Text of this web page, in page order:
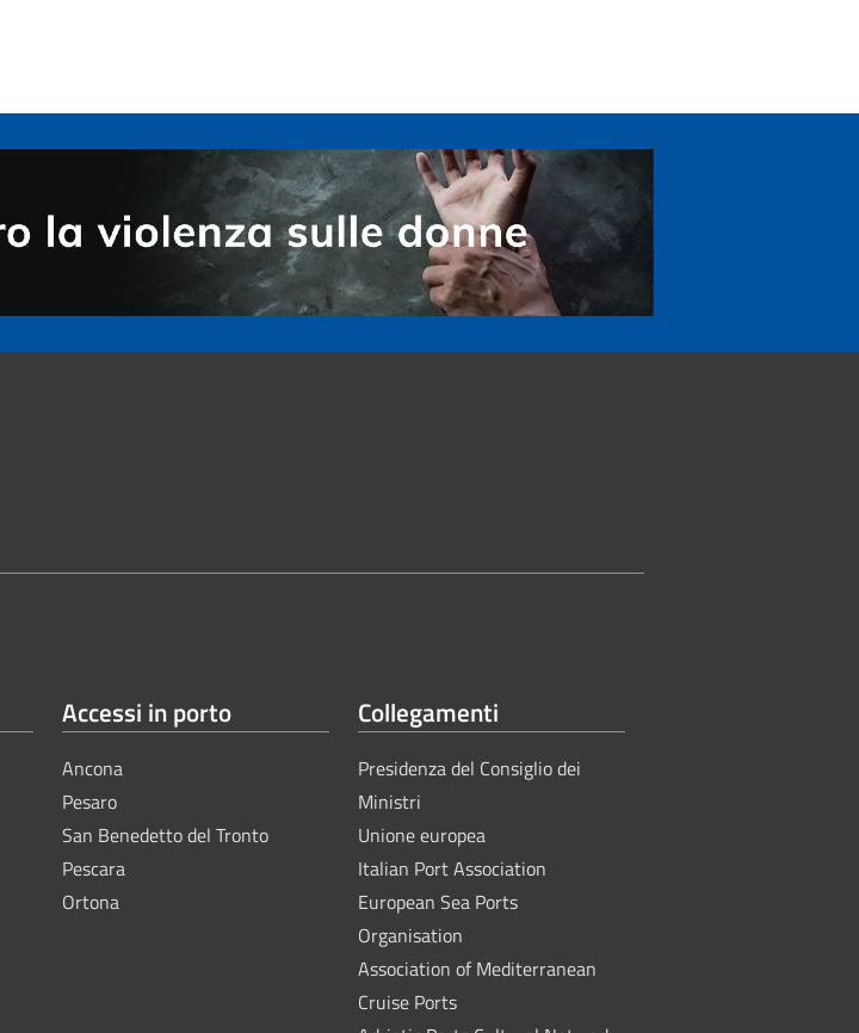
Accessi in porto
Ancona
Pesaro
San Benedetto del Tronto
Pescara
Ortona
Collegamenti
Presidenza del Consiglio dei
Ministri
Unione europea
Italian Port Association
European Sea Ports
Organisation
Association of Mediterranean
Cruise Ports